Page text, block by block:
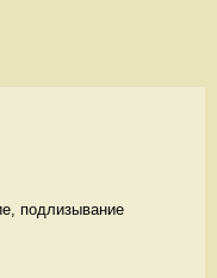
подлизывание